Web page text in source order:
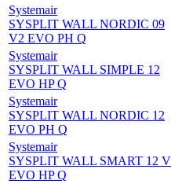
Systemair
SYSPLIT WALL NORDIC 09
V2 EVO PH Q
Systemair
SYSPLIT WALL SIMPLE 12
EVO HP Q
Systemair
SYSPLIT WALL NORDIC 12
EVO PH Q
Systemair
SYSPLIT WALL SMART 12
EVO HP Q